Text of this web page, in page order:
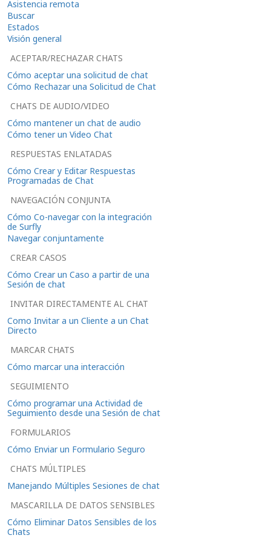
Asistencia remota
Buscar
Estados
Visión general
ACEPTAR/RECHAZAR CHATS
Cómo aceptar una solicitud de chat
Cómo Rechazar una Solicitud de Chat
CHATS DE AUDIO/VIDEO
Cómo mantener un chat de audio
Cómo tener un Video Chat
RESPUESTAS ENLATADAS
Cómo Crear y Editar Respuestas
Programadas de Chat
NAVEGACIÓN CONJUNTA
Cómo Co-navegar con la integración
de Surfly
Navegar conjuntamente
CREAR CASOS
Cómo Crear un Caso a partir de una
Sesión de chat
INVITAR DIRECTAMENTE AL CHAT
Como Invitar a un Cliente a un Chat
Directo
MARCAR CHATS
Cómo marcar una interacción
SEGUIMIENTO
Cómo programar una Actividad de
Seguimiento desde una Sesión de chat
FORMULARIOS
Cómo Enviar un Formulario Seguro
CHATS MÚLTIPLES
Manejando Múltiples Sesiones de chat
MASCARILLA DE DATOS SENSIBLES
Cómo Eliminar Datos Sensibles de los
Chats